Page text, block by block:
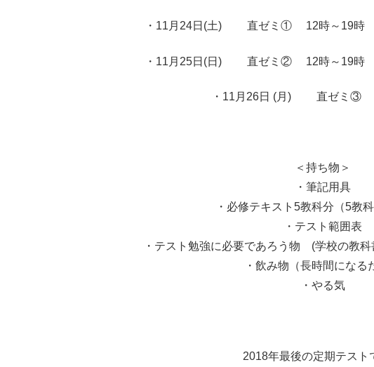
・11月24日(土) 直ゼミ① 12時～19時
・11月25日(日) 直ゼミ② 12時～19時
・11月26日 (月) 直ゼミ③
＜持ち物＞
・筆記用具
・必修テキスト5教科分（5教科
・テスト範囲表
・テスト勉強に必要であろう物 (学校の教
・飲み物（長時間になる
・やる気
2018年最後の定期テスト